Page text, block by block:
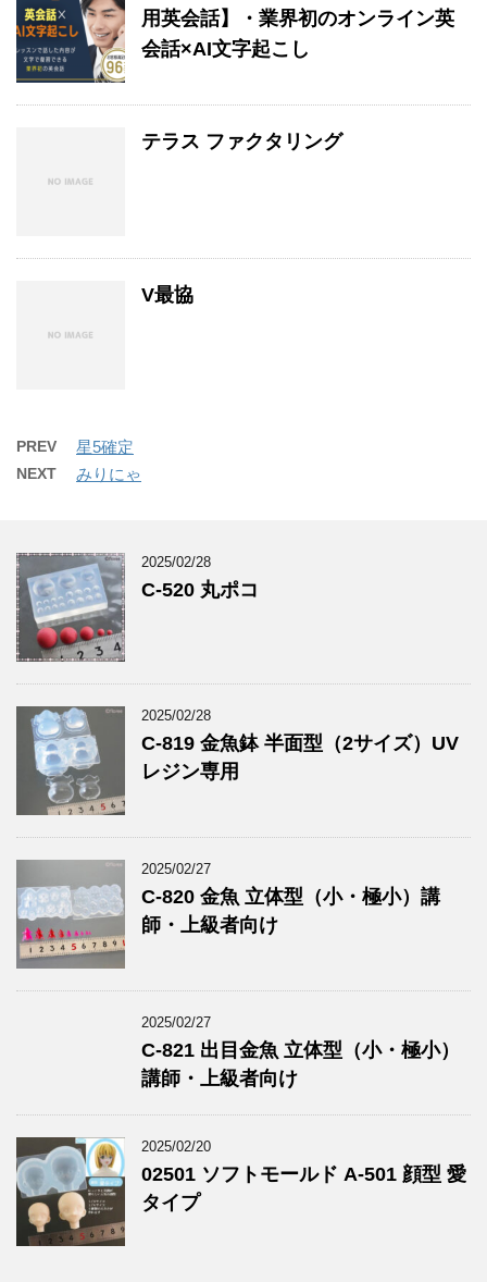
用英会話】・業界初のオンライン英
会話×AI文字起こし
テラス ファクタリング
V最協
PREV 星5確定
NEXT みりにゃ
2025/02/28
C-520 丸ポコ
2025/02/28
C-819 金魚鉢 半面型（2サイズ）UV
レジン専用
2025/02/27
C-820 金魚 立体型（小・極小）講
師・上級者向け
2025/02/27
C-821 出目金魚 立体型（小・極小）
講師・上級者向け
2025/02/20
02501 ソフトモールド A-501 顔型 愛
タイプ